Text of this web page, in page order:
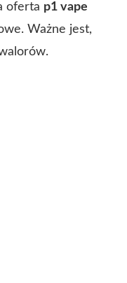
oferta p1 vape
Ważne jest,